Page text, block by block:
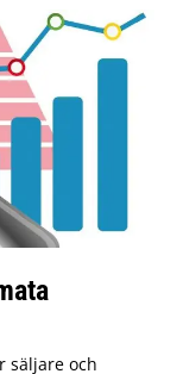
säljare och